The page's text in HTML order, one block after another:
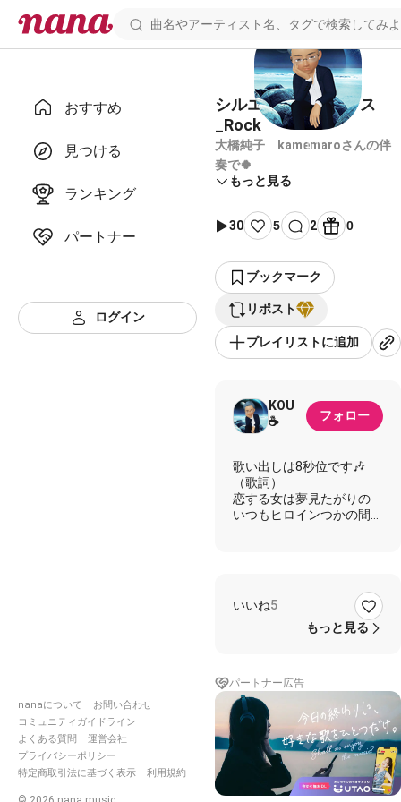
おすすめ
見つける
ランキング
パートナー
ログイン
nanaについて
お問い合わせ
コミュニティガイドライン
よくある質問
運営会社
プライバシーポリシー
特定商取引法に基づく表示
利用規約
シルエット・ロマンス
_Rock
大橋純子 kamemaroさんの伴
奏で🍀
もっと見る
30 5 2 0
ブックマーク
リポスト
プレイリストに追加
KOU
☕️
フォロー
歌い出しは8秒位です🎶
（歌詞）
恋する女は夢見たがりの
いつもヒロインつかの間の
茜色のシルエットシルエッ
ト
てきて
あゝあなたに恋模様染めら
れて
もっとロマンスときめきを
いいね5
もっと見る
パートナー広告